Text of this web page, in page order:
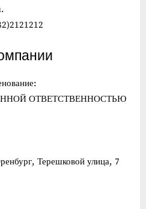
ОТВЕТСТВЕННОСТЬЮ
Терешковой улица, 7